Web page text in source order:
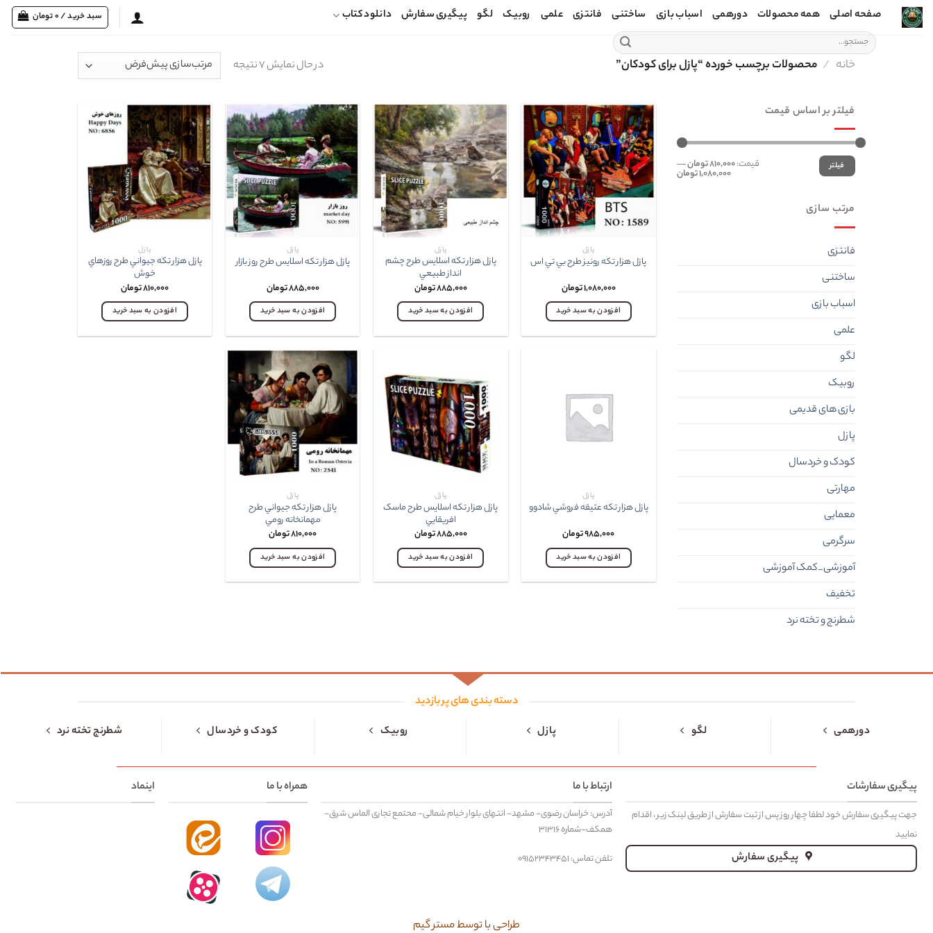
Skip
صفحه اصلی همه محصولات دورهمی اسباب بازی ساختنی فانتزی علمی روبیک لگو پیگیری سفارش دانلود کتاب
جستجو
برای:
سبد خرید /0تومان
خانه / محصولات برچسب خورده “پازل برای کودکان” در حال نمایش ۷ نتیجه
فیلتر بر اساس قیمت
حداقل
قیمت
حداکثر
قیمتفیلتر قیمت:810,000 تومان —
1,080,000 تومان
مرتب سازی
فانتزی
ساختنی
اسباب بازی
علمی
لگو
روبیک
بازی های قدیمی
پازل
کودک و خردسال
مهارتی
معمایی
سرگرمی
آموزشی_کمک آموزشی
تخفیف
شطرنج و تخته نرد
پازل
پازل هزار تکه رونيز طرح بي تي اس
۱,۰۸۰,۰۰۰تومان
افزودن به سبد خرید
پازل
پازل هزار تکه اسلايس طرح چشم
انداز طبيعي
۸۸۵,۰۰۰تومان
افزودن به سبد خرید
پازل
پازل هزار تکه اسلايس طرح روز بازار
۸۸۵,۰۰۰تومان
افزودن به سبد خرید
پازل
پازل هزار تکه جيواني طرح روزهاي
خوش
۸۱۰,۰۰۰تومان
افزودن به سبد خرید
پازل
پازل هزار تکه عتيقه فروشي شادوو
۹۸۵,۰۰۰تومان
افزودن به سبد خرید
پازل
پازل هزار تکه اسلايس طرح ماسک
افريقايي
۸۸۵,۰۰۰تومان
افزودن به سبد خرید
پازل
پازل هزار تکه جيواني طرح
مهمانخانه رومي
۸۱۰,۰۰۰تومان
افزودن به سبد خرید
دسته بندی های پر بازدید
دورهمی لگو پازل روبیک کودک و خردسال شطرنج تخته نرد
پیگیری سفارشات
جهت پیگیری سفارش خود لطفا چهار روز پس از ثبت سفارش از طریق لینک زیر ، اقدام
نمایید
پیگیری سفارش
ارتباط با ما
آدرس: خراسان رضوی- مشهد- انتهای بلوار خیام شمالی- محتمع تجاری الماس شرق-
همکف-شماره ۳۱۳۱۶
تلفن تماس: ۰۹۱۵۲۳۴۳۴۵۱
همراه با ما اینماد
طراحی با توسط مستر گیم